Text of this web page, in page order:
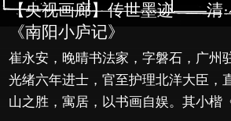
【央视画廊】传世墨迹——清·
《南阳小庐记》
崔永安，晚晴书法家，字磐石，广州
光绪六年进士，官至护理北洋大臣，
山之胜，寓居，以书画自娱。其小楷